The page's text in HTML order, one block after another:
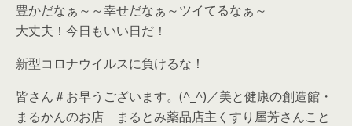
豊かだなぁ～～幸せだなぁ～ツイてるなぁ～
大丈夫！今日もいい日だ！
新型コロナウイルスに負けるな！
皆さん＃お早うございます。(^_^)／美と健康の創造館・
まるかんのお店 まるとみ薬品店主くすり屋芳さんこと